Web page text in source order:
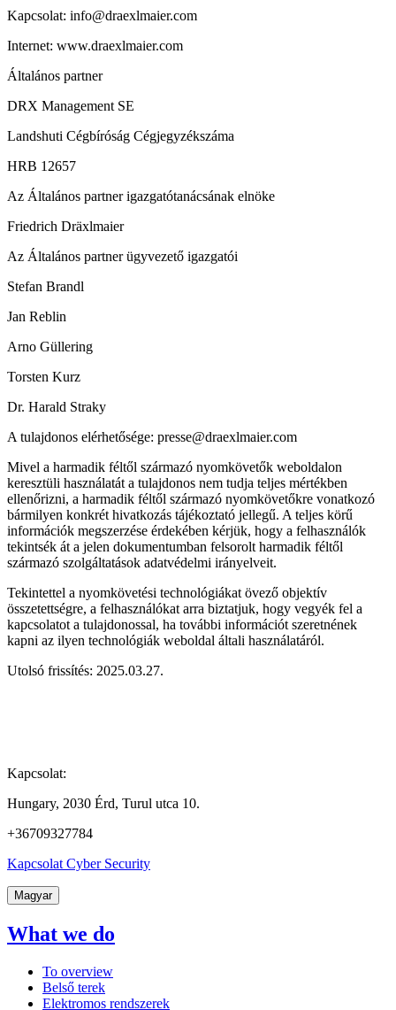
Kapcsolat: info@draexlmaier.com
Internet: www.draexlmaier.com
Általános partner
DRX Management SE
Landshuti Cégbíróság Cégjegyzékszáma
HRB 12657
Az Általános partner igazgatótanácsának elnöke
Friedrich Dräxlmaier
Az Általános partner ügyvezető igazgatói
Stefan Brandl
Jan Reblin
Arno Güllering
Torsten Kurz
Dr. Harald Straky
A tulajdonos elérhetősége: presse@draexlmaier.com
Mivel a harmadik féltől származó nyomkövetők weboldalon
keresztüli használatát a tulajdonos nem tudja teljes mértékben
ellenőrizni, a harmadik féltől származó nyomkövetőkre vonatkozó
bármilyen konkrét hivatkozás tájékoztató jellegű. A teljes körű
információk megszerzése érdekében kérjük, hogy a felhasználók
tekintsék át a jelen dokumentumban felsorolt ​​harmadik féltől
származó szolgáltatások adatvédelmi irányelveit.
Tekintettel a nyomkövetési technológiákat övező objektív
összetettségre, a felhasználókat arra biztatjuk, hogy vegyék fel a
kapcsolatot a tulajdonossal, ha további információt szeretnének
kapni az ilyen technológiák weboldal általi használatáról.
Utolsó frissítés: 2025.03.27.
Kapcsolat:
Hungary, 2030 Érd, Turul utca 10.
+36709327784
Kapcsolat Cyber Security
Magyar
What we do
To overview
Belső terek
Elektromos rendszerek